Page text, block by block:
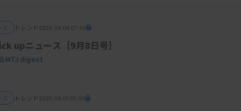
トレンド 2025.09.08 07:00
upニュース［9月8日号］
MTJ digest
トレンド 2025.09.01 00:00